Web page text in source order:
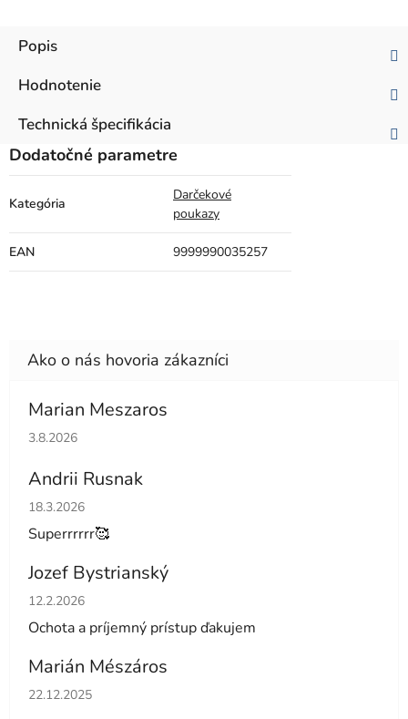
Popis
Hodnotenie
Technická špecifikácia
Dodatočné parametre
Kategória
Darčekové
poukazy
EAN 9999990035257
Marian Meszaros
Hodnotenie obchodu je 5 z 5 hviezdičiek.
3.8.2026
Andrii Rusnak
Hodnotenie obchodu je 5 z 5 hviezdičiek.
18.3.2026
Superrrrrr🥰
Jozef Bystrianský
Hodnotenie obchodu je 5 z 5 hviezdičiek.
12.2.2026
Ochota a príjemný prístup ďakujem
Marián Mészáros
Hodnotenie obchodu je 5 z 5 hviezdičiek.
22.12.2025